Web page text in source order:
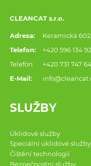
CLEANCAT s.r.o.
Adresa:
Keramická
Telefon:
+420 596 134
Telefon:
+420 731 747
E-Mail:
SLUŽBY
Úklidové služby
Speciální úklidové služby
Čištění technologií
Bezpečnostní služby